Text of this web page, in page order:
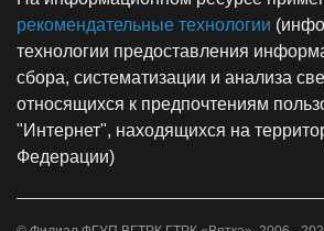
рекомендательные технологии
технологии предоставления
сбора, систематизации и анализа
относящихся к предпочтениям
"Интернет", находящихся на
Федерации)